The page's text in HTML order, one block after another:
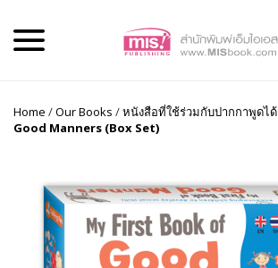
Home /Our Books /หนังสือที่ใช้ร่วมกับปากกาพูดได้
Good Manners (Box Set)